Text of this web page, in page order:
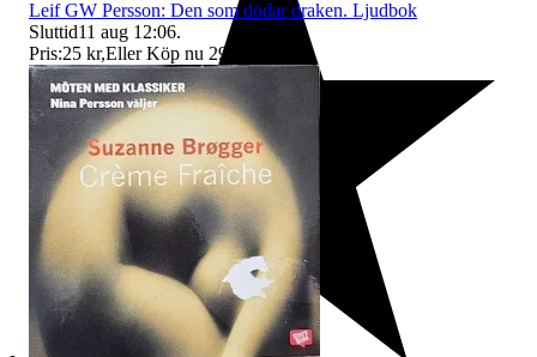
Leif GW Persson: Den som dödar draken. Ljudbok
Sluttid11 aug 12:06.
Pris:25 kr,Eller Köp nu 29 kr